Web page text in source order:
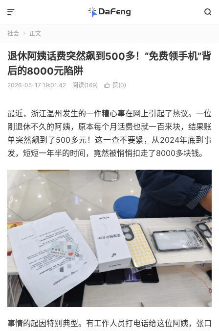


社会  正文
退休阿姨话费突然飙到500多！“免费领手机”背
后的8000元陷阱
2026-05-17 19:01:42 阅读(169)  赞(0)
最近，浙江温州发生的一件糟心事在网上引起了热议。一位
刚退休不久的阿姨，原本每个月话费也就一百来块，结果账
单突然飙到了500多元！这一查不要紧，从2024年底到事
发，短短一年半的时间，竟然被悄悄扣走了8000多块钱。
事情的起因特别典型。有工作人员打电话给这位阿姨，张口